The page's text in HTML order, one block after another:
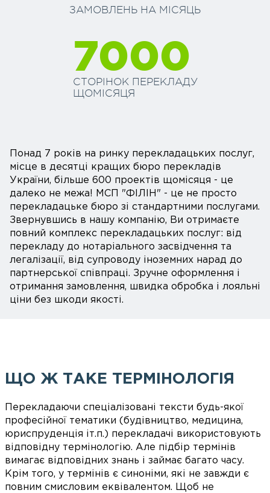
ЗАМОВЛЕНЬ НА МІСЯЦЬ
7000
СТОРІНОК ПЕРЕКЛАДУ
ЩОМІСЯЦЯ
Понад 7 років на ринку перекладацьких послуг,
місце в десятці кращих бюро перекладів
України, більше 600 проектів щомісяця - це
далеко не межа! МСП "ФІЛІН" - це не просто
перекладацьке бюро зі стандартними послугами.
Звернувшись в нашу компанію, Ви отримаєте
повний комплекс перекладацьких послуг: від
перекладу до нотаріального засвідчення та
легалізації, від супроводу іноземних нарад до
партнерської співпраці. Зручне оформлення і
отримання замовлення, швидка обробка і лояльні
ціни без шкоди якості.
ЩО Ж ТАКЕ ТЕРМІНОЛОГІЯ
Перекладаючи спеціалізовані тексти будь-якої
професійної тематики (будівництво, медицина,
юриспруденція іт.п.) перекладачі використовують
відповідну термінологію. Але підбір термінів
вимагає відповідних знань і займає багато часу.
Крім того, у термінів є синоніми, які не завжди є
повним смисловим еквівалентом. Щоб не